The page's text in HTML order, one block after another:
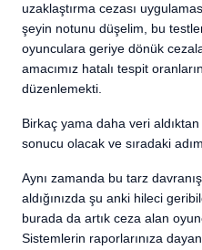
uzaklaştırma cezası
şeyin notunu düşelim, bu
oyunculara geriye dönük
amacımız hatalı tespit
düzenlemekti.
Birkaç yama daha veri
sonucu olacak ve sıradaki
Aynı zamanda bu tarz
aldığınızda şu anki hileci
burada da artık ceza alan
Sistemlerin raporlarınıza